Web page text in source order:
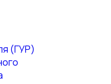
(ГУР)